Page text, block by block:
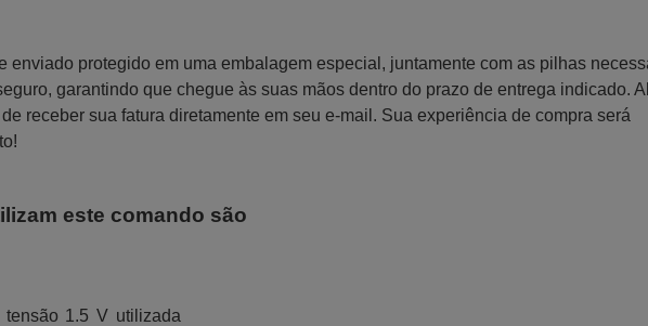
enviado protegido em uma embalagem especial, juntamente com as pilhas
garantindo que chegue às suas mãos dentro do prazo de entrega indicado.
receber sua fatura diretamente em seu e-mail. Sua experiência de compra será
este comando são
1.5 V utilizada